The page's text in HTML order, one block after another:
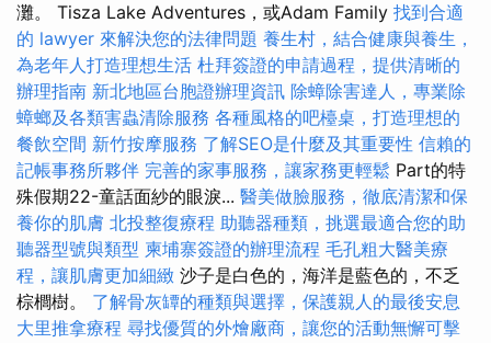
灘。 Tisza Lake Adventures，或Adam Family 找到合適
的 lawyer 來解決您的法律問題 養生村，結合健康與養生，
為老年人打造理想生活 杜拜簽證的申請過程，提供清晰的
辦理指南 新北地區台胞證辦理資訊 除蟑除害達人，專業除
蟑螂及各類害蟲清除服務 各種風格的吧檯桌，打造理想的
餐飲空間 新竹按摩服務 了解SEO是什麼及其重要性 信賴的
記帳事務所夥伴 完善的家事服務，讓家務更輕鬆 Part的特
殊假期22-童話面紗的眼淚... 醫美做臉服務，徹底清潔和保
養你的肌膚 北投整復療程 助聽器種類，挑選最適合您的助
聽器型號與類型 柬埔寨簽證的辦理流程 毛孔粗大醫美療
程，讓肌膚更加細緻 沙子是白色的，海洋是藍色的，不乏
棕櫚樹。 了解骨灰罈的種類與選擇，保護親人的最後安息
大里推拿療程 尋找優質的外燴廠商，讓您的活動無懈可擊